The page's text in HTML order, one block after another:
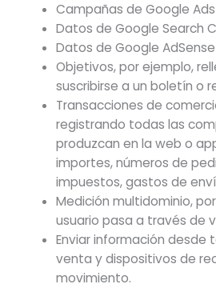
Campañas de Google Ads
Datos de Google Search
Datos de Google AdSense
Objetivos, por ejemplo,
suscribirse a un boletín o
Transacciones de
registrando todas las
produzcan en la web o
importes, números de
impuestos, gastos de
Medición multidominio,
usuario pasa a través de
Enviar información desde
venta y dispositivos de
movimiento.